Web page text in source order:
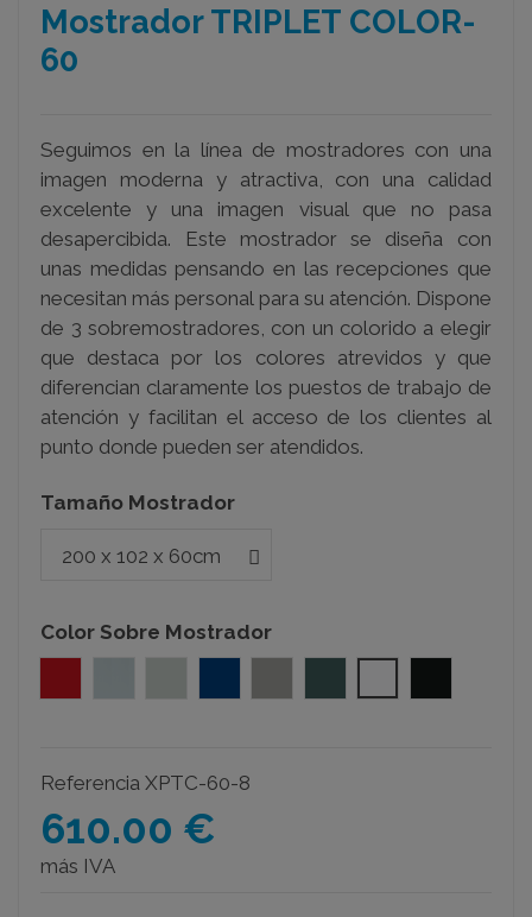
Mostrador TRIPLET COLOR-
60
Seguimos en la línea de mostradores con una
imagen moderna y atractiva, con una calidad
excelente y una imagen visual que no pasa
desapercibida. Este mostrador se diseña con
unas medidas pensando en las recepciones que
necesitan más personal para su atención. Dispone
de 3 sobremostradores, con un colorido a elegir
que destaca por los colores atrevidos y que
diferencian claramente los puestos de trabajo de
atención y facilitan el acceso de los clientes al
punto donde pueden ser atendidos.
Tamaño Mostrador
Color Sobre Mostrador
Referencia XPTC-60-8
610.00 €
más IVA